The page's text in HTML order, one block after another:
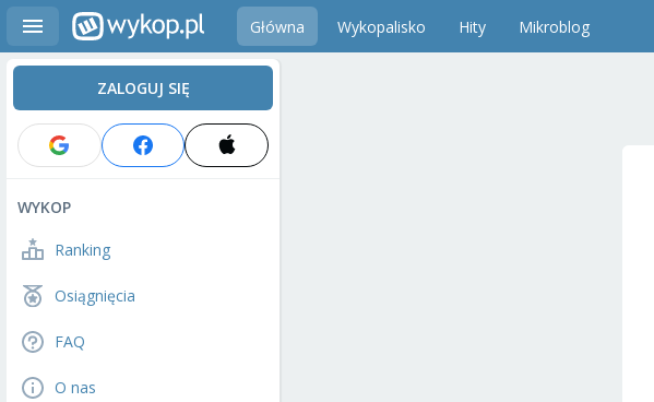
Główna Wykopalisko Hity Mikroblog
ZALOGUJ SIĘ
WYKOP
Ranking
Osiągnięcia
FAQ
O nas